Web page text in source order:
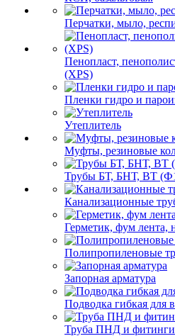
Перчатки, мыло,
Пенопласт,
(XPS)
Пленки гидро и
Утеплитель
Муфты, резиновые
Трубы БТ, БНТ, ВТ
Канализационные
Герметик, фум лента,
Полипропиленовые
Запорная арматура
Подводка гибкая для
Труба ПНД и фитинги